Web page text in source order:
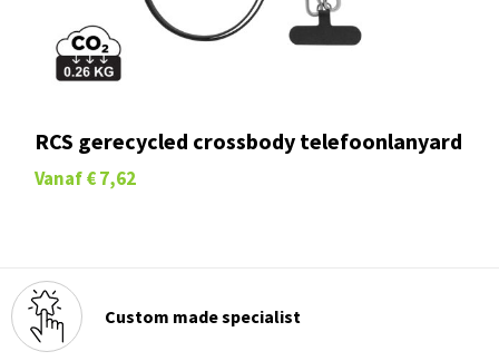
RCS gerecycled crossbody telefoonlanyard
Vanaf € 7,62
Custom made specialist